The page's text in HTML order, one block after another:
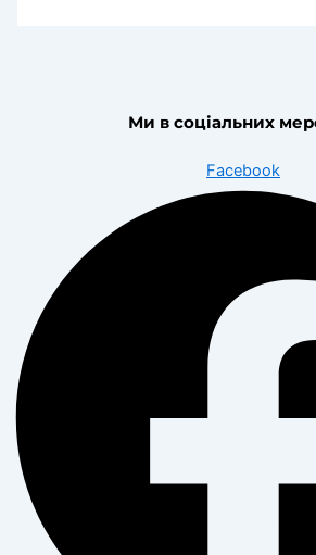
Ми в соціальних
Facebook